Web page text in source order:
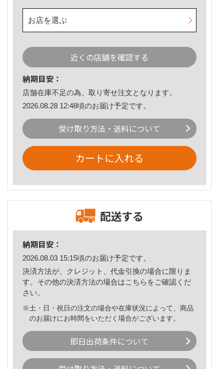
お店を選ぶ
近くの店舗を確認する
納期目安：
店舗在庫不足の為、取り寄せ注文となります。
2026.08.28 12:48頃のお届け予定です。
受け取り方法・送料について
カートに入れる
配送する
納期目安：
2026.08.03 15:15頃のお届け予定です。
決済方法が、クレジット、代金引換の場合に限りま
す。その他の決済方法の場合はこちら をご確認くだ
さい。
※土・日・祝日の注文の場合や在庫状況によって、商品
のお届けにお時間をいただく場合がございます。
即日出荷条件について